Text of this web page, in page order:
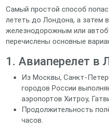
Самый простой способ
лететь до Лондона, а затем
железнодорожным или
перечислены основные
1. Авиаперелет в
Из Москвы,
городов России
аэропортов Хитроу,
Продолжительность
часов.